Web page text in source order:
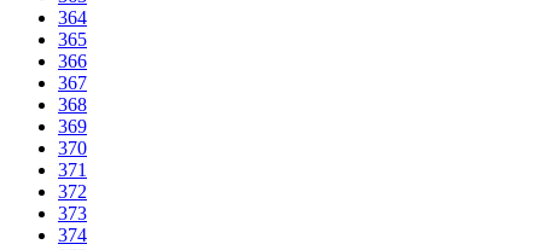
364
365
366
367
368
369
370
371
372
373
374